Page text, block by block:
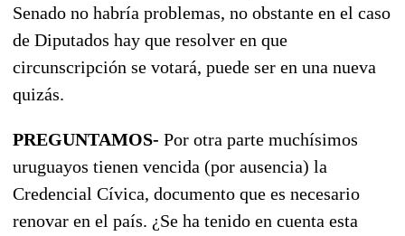
Senado no habría problemas, no obstante en el caso
de Diputados hay que resolver en que
circunscripción se votará, puede ser en una nueva
quizás.
PREGUNTAMOS- Por otra parte muchísimos
uruguayos tienen vencida (por ausencia) la
Credencial Cívica, documento que es necesario
renovar en el país. ¿Se ha tenido en cuenta esta